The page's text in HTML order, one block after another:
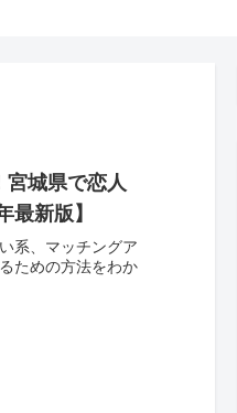
宮城県で恋人
新版】
系、マッチングア
ための方法をわか